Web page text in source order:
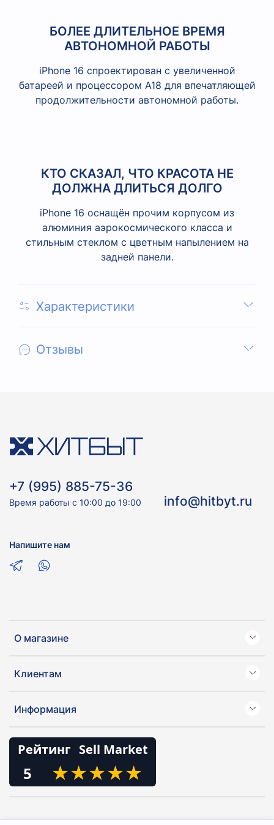
БОЛЕЕ ДЛИТЕЛЬНОЕ ВРЕМЯ
АВТОНОМНОЙ РАБОТЫ
iPhone 16 спроектирован с увеличенной
батареей и процессором A18 для впечатляющей
продолжительности автономной работы.
КТО СКАЗАЛ, ЧТО КРАСОТА НЕ
ДОЛЖНА ДЛИТЬСЯ ДОЛГО
iPhone 16 оснащён прочим корпусом из
алюминия аэрокосмического класса и
стильным стеклом с цветным напылением на
задней панели.
Характеристики
Отзывы
О магазине
Клиентам
Информация
Рейтинг Sell Market
5 ★
★★
★★
★★
★★
★
+7 (995) 885-75-36
Время работы с 10:00 до 19:00 info@hitbyt.ru
Напишите нам